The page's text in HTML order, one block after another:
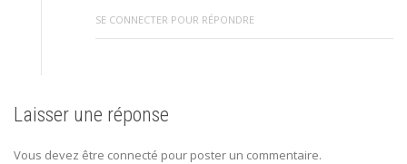
SE CONNECTER POUR RÉPONDRE
Laisser une réponse
Vous devez être connecté pour poster un commentaire.